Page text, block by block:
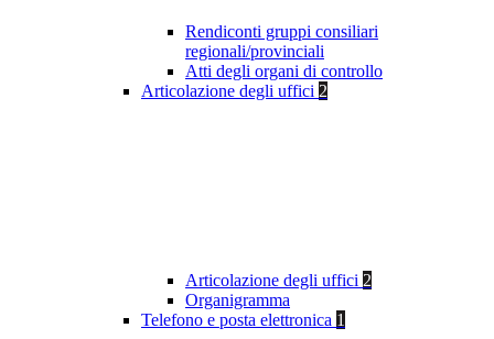
Rendiconti gruppi consiliari
regionali/provinciali
Atti degli organi di controllo
Articolazione degli uffici 2
Articolazione degli uffici 2
Organigramma
Telefono e posta elettronica 1